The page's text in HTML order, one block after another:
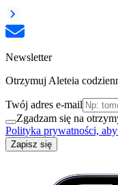
Newsletter
Otrzymuj Aleteia
Twój adres e-mail
Zgadzam się na
Polityka prywatności,
Zapisz się